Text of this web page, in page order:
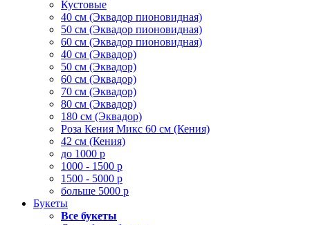
Кустовые
40 см (Эквадор пионовидная)
50 см (Эквадор пионовидная)
60 см (Эквадор пионовидная)
40 см (Эквадор)
50 см (Эквадор)
60 см (Эквадор)
70 см (Эквадор)
80 см (Эквадор)
180 см (Эквадор)
Роза Кения Микс 60 см (Кения)
42 см (Кения)
до 1000 р
1000 - 1500 р
1500 - 5000 р
больше 5000 р
Букеты
Все букеты